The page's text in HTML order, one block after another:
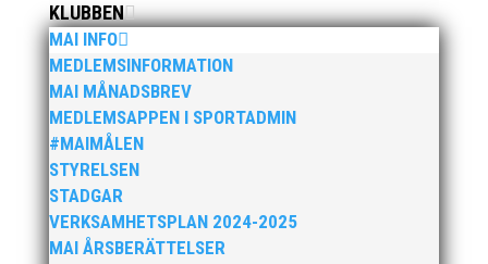
KLUBBEN
MAI INFO
MEDLEMSINFORMATION
MAI MÅNADSBREV
MEDLEMSAPPEN I SPORTADMIN
#MAIMÅLEN
STYRELSEN
STADGAR
VERKSAMHETSPLAN 2024-2025
MAI ÅRSBERÄTTELSER
I helgen anordnades Malmö Indoor Challenge i
Atleticum, en av MAI:s egna inomhusarrangemang
och med ungdom, senior och veterantävling i
friidrott. De allra yngsta var med på ”Prova-På-
Tävling". Det blev en härlig tävlingshelg med många